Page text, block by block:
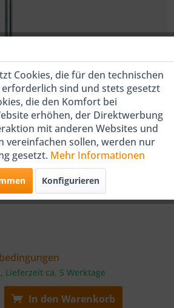
Heizstab EH 900
Lieferzeit ca. 5 Werktage
In den Warenkorb
Cookies, die für den technischen
sind und stets gesetzt
die den Komfort bei
erhöhen, der Direktwerbung
mit anderen Websites und
vereinfachen sollen, werden nur
gesetzt. Mehr Informationen
Konfigurieren